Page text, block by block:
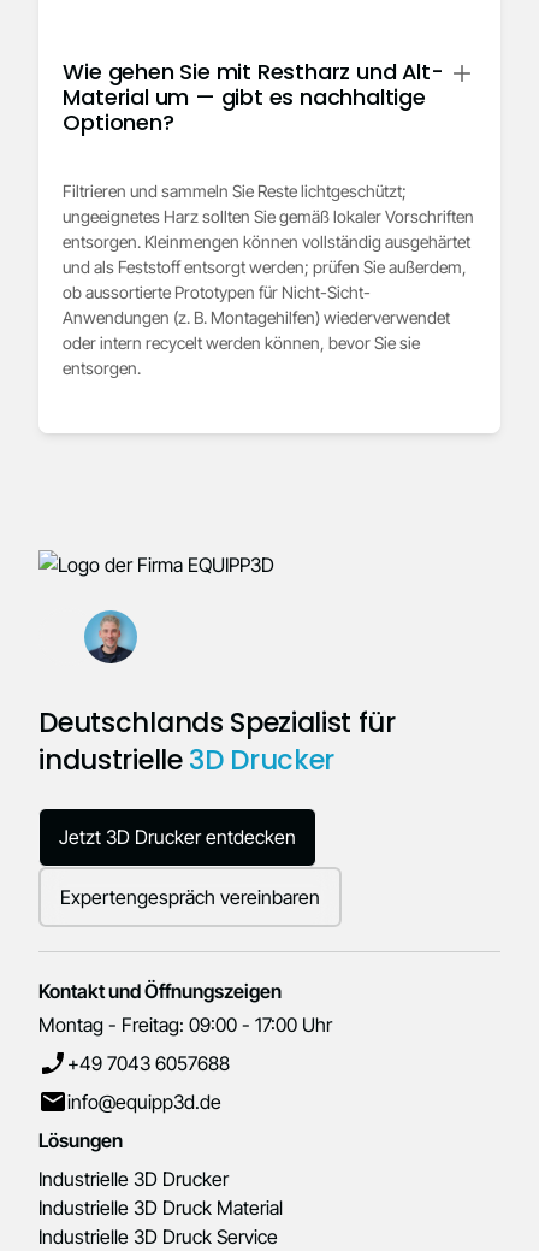
Wie gehen Sie mit Restharz und Alt-
Material um — gibt es nachhaltige
Optionen?
Filtrieren und sammeln Sie Reste lichtgeschützt;
ungeeignetes Harz sollten Sie gemäß lokaler Vorschriften
entsorgen. Kleinmengen können vollständig ausgehärtet
und als Feststoff entsorgt werden; prüfen Sie außerdem,
ob aussortierte Prototypen für Nicht-Sicht-
Anwendungen (z. B. Montagehilfen) wiederverwendet
oder intern recycelt werden können, bevor Sie sie
entsorgen.
Deutschlands Spezialist für
industrielle3D Drucker
Jetzt 3D Drucker entdecken
Expertengespräch vereinbaren
Kontakt und Öffnungszeigen
Montag - Freitag: 09:00 - 17:00 Uhr
+49 7043 6057688
info@equipp3d.de
Lösungen
Industrielle 3D Drucker
Industrielle 3D Druck Material
Industrielle 3D Druck Service